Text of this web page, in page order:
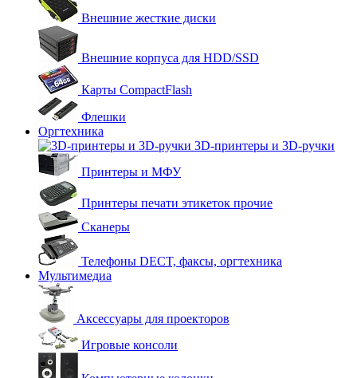
Внешние жесткие диски
Внешние корпуса для HDD/SSD
Карты CompactFlash
Флешки
Оргтехника
3D-принтеры и 3D-ручки
Принтеры и МФУ
Принтеры печати этикеток прочие
Сканеры
Телефоны DECT, факсы, оргтехника
Мультимедиа
Аксессуары для проекторов
Игровые консоли